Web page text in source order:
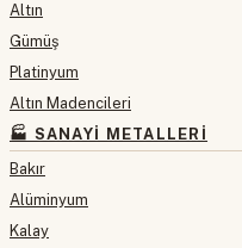
Altın
Gümüş
Platinyum
Altın Madencileri
🏭 SANAYI METALLERI
Bakır
Alüminyum
Kalay